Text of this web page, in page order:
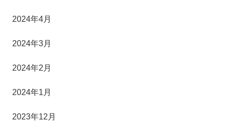
2024年4月
2024年3月
2024年2月
2024年1月
2023年12月